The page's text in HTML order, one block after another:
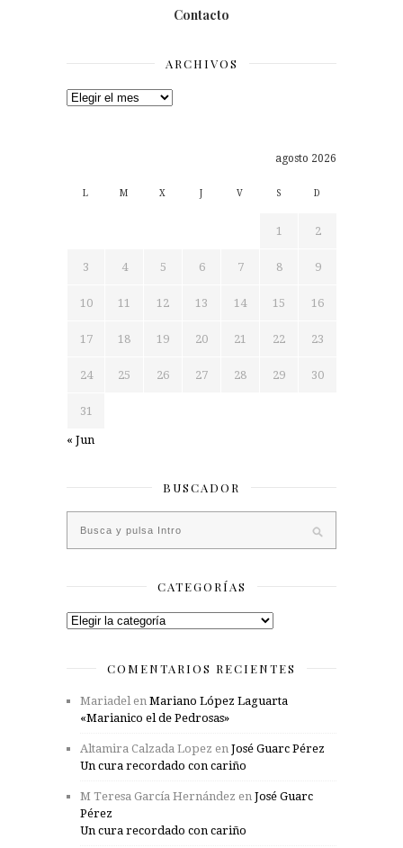
Contacto
ARCHIVOS
Archivos
agosto 2026
L M X J V S D
1 2
3 4 5 6 7 8 9
10 11 12 13 14 15 16
17 18 19 20 21 22 23
24 25 26 27 28 29 30
31
« Jun
BUSCADOR
CATEGORÍAS
Categorías
COMENTARIOS RECIENTES
Mariadel en Mariano López Laguarta
«Marianico el de Pedrosas»
Altamira Calzada Lopez en José Guarc Pérez
Un cura recordado con cariño
M Teresa García Hernández en José Guarc
Pérez
Un cura recordado con cariño